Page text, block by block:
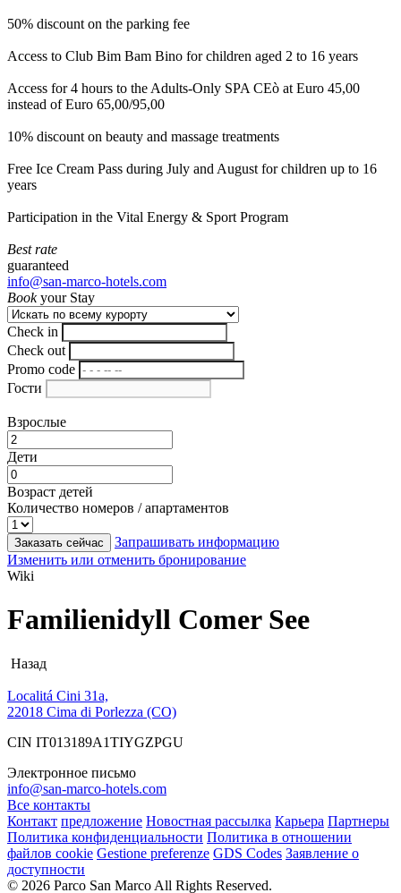
50% discount on the parking fee
Access to Club Bim Bam Bino for children aged 2 to 16 years
Access for 4 hours to the Adults-Only SPA CEò at Euro 45,00
instead of Euro 65,00/95,00
10% discount on beauty and massage treatments
Free Ice Cream Pass during July and August for children up to 16
years
Participation in the Vital Energy & Sport Program
Best rate
guaranteed
info@san-marco-hotels.com
Bookyour Stay
Check in
Check out
Promo code
Гости
Взрослые
Дети
Возраст детей
Количество номеров / апартаментов
Заказать сейчас
Запрашивать информацию
Изменить или отменить бронирование
Wiki
Familienidyll Comer See
Назад
Localitá Cini 31a,
22018 Cima di Porlezza (CO)
CIN IT013189A1TIYGZPGU
Электронное письмо
info@san-marco-hotels.com
Все контакты
Контакт предложение Новостная рассылка Карьера Партнеры
Политика конфиденциальности Политика в отношении
файлов cookie Gestione preferenze GDS Codes Заявление о
доступности
© 2026 Parco San Marco All Rights Reserved.